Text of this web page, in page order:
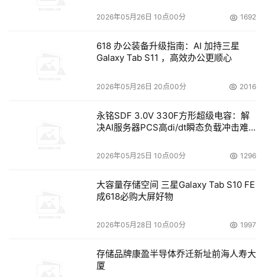
2026年05月26日 10点00分 1692
618 办公装备升级指南：AI 加持三星
Galaxy Tab S11 ，高效办公更顺心
2026年05月26日 20点00分 2016
永铭SDF 3.0V 330F方形超级电容：解
决AI服务器PCS高di/dt瞬态负载冲击难
2026年05月25日 10点00分 1296
大容量存储空间 三星Galaxy Tab S10 FE
成618必购大屏好物
2026年05月28日 10点00分 1997
存储品牌康盈半导体乔迁新址前海人寿大
厦